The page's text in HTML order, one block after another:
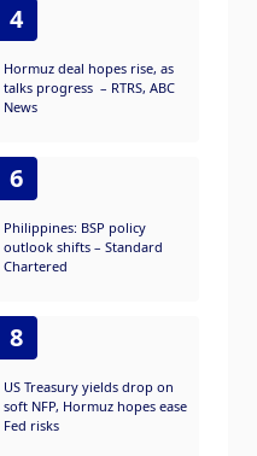
4
Hormuz deal hopes rise, as
talks progress – RTRS, ABC
News
6
Philippines: BSP policy
outlook shifts – Standard
Chartered
8
US Treasury yields drop on
soft NFP, Hormuz hopes ease
Fed risks